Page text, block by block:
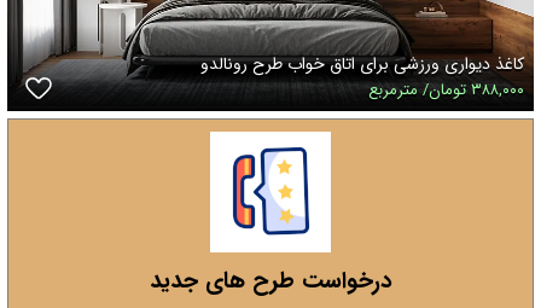
کاغذ دیواری ورزشی برای اتاق خواب طرح رونالدو
۳۸۸,۰۰۰ تومان/ مترمربع
درخواست طرح های جدید